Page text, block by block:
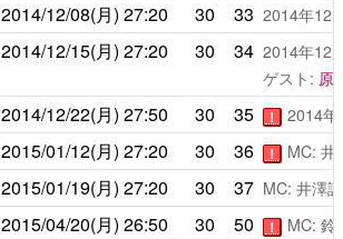
2014/12/08(月) 27:20 30 33 2014年12
2014/12/15(月) 27:20 30 34 2014年12
ゲスト: 原
2014/12/22(月) 27:50 30 35 ！ 2014
2015/01/12(月) 27:20 30 36 ！ MC:
2015/01/19(月) 27:20 30 37 MC: 井澤
2015/04/20(月) 26:50 30 50 ！ MC: